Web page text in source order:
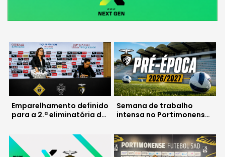
Emparelhamento definido
para a 2.ª eliminatória da
Semana de trabalho
intensa no Portimonense
preparação